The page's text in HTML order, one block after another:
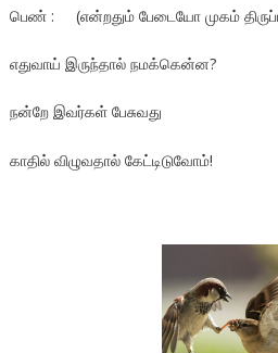
பெண் : (என்றதும் பேடையோ முகம்
எதுவாய் இருந்தால் நமக்கென்ன?
நன்றே இவர்கள் பேசுவது
காதில் விழுவதால் கேட்டிடுவோம்!